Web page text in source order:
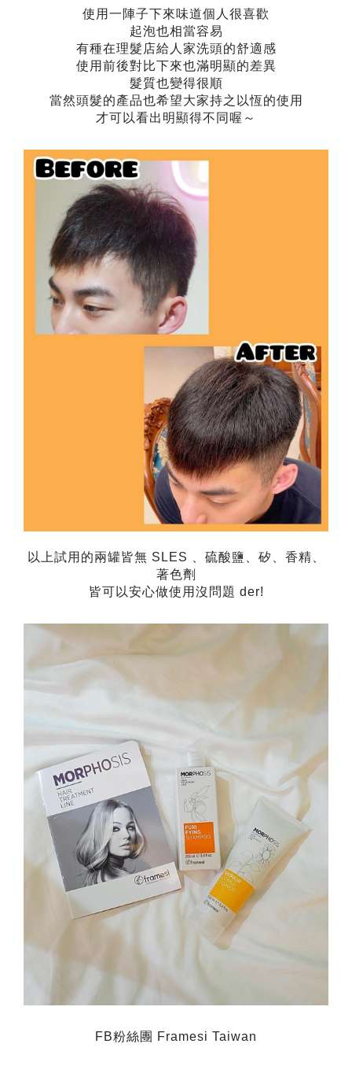
使用一陣子下來味道個人很喜歡
起泡也相當容易
有種在理髮店給人家洗頭的舒適感
使用前後對比下來也滿明顯的差異
髮質也變得很順
當然頭髮的產品也希望大家持之以恆的使用
才可以看出明顯得不同喔～
以上試用的兩罐皆無 SLES
、硫酸鹽、矽、香精、
著色劑
皆可以安心做使用沒問題 der!
FB粉絲團 Framesi Taiwan